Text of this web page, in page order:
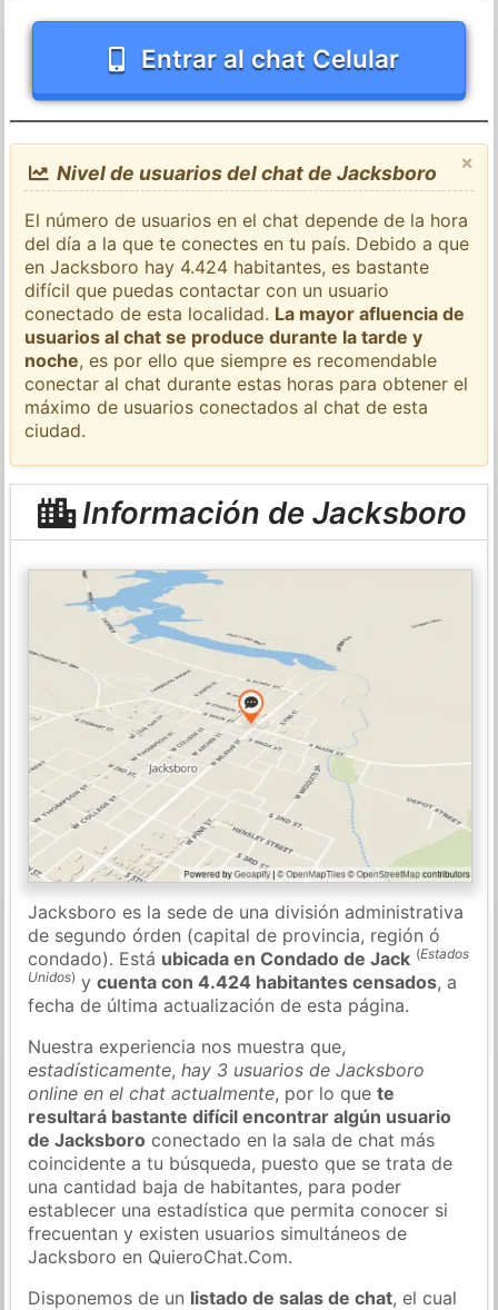
Entrar al chat Celular
×
Nivel de usuarios del chat de Jacksboro
El número de usuarios en el chat depende de la hora
del día a la que te conectes en tu país. Debido a que
en Jacksboro hay 4.424 habitantes, es bastante
difícil que puedas contactar con un usuario
conectado de esta localidad. La mayor afluencia de
usuarios al chat se produce durante la tarde y
noche, es por ello que siempre es recomendable
conectar al chat durante estas horas para obtener el
máximo de usuarios conectados al chat de esta
ciudad.
Información de Jacksboro
Jacksboro es la sede de una división administrativa
de segundo órden (capital de provincia, región ó
condado). Está ubicada en Condado de Jack (Estados
Unidos) ycuenta con 4.424 habitantes censados, a
fecha de última actualización de esta página.
Nuestra experiencia nos muestra que,
estadísticamente,hay 3 usuarios de Jacksboro
online en el chat actualmente, por lo quete
resultará bastante difícil encontrar algún usuario
de Jacksboro conectado en la sala de chat más
coincidente a tu búsqueda, puesto que se trata de
una cantidad baja de habitantes, para poder
establecer una estadística que permita conocer si
frecuentan y existen usuarios simultáneos de
Jacksboro en QuieroChat.Com.
Disponemos de un listado de salas de chat, el cual